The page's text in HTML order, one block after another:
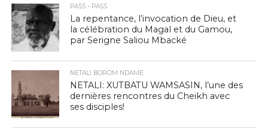
PASS - PASS
La repentance, l’invocation de Dieu, et
la célébration du Magal et du Gamou,
par Serigne Saliou Mbacké
NETALI BOROM NDAME
NETALI: XUTBATU WAMSASIN, l’une des
dernières rencontres du Cheikh avec
ses disciples!